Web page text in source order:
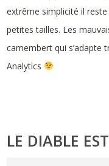
extrême simplicité il
petites tailles. Les
camembert qui s’adapte
Analytics
LE DIABLE